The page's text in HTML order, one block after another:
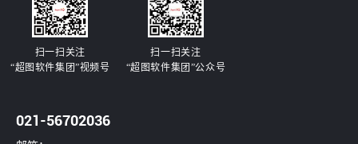
扫一扫关注
“超图软件集团”视频号
扫一扫关注
“超图软件集团”公众号
021-56702036